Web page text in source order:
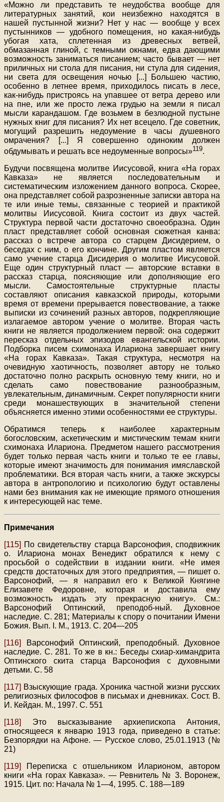
«Можно ли представить те неудобства вообще для
литературных занятий, кои неизбежно находятся в
нашей пустынной жизни? Нет у нас — вообще у всех
пустынников — удобного помещения, но какая-нибудь
убогая хата, сплетенная из древесных ветвей,
обмазанная глиной, с темными окнами, едва дающими
возможность заниматься писанием; часто бывает — нет
приличных ни стола для писания, ни стула для сидения,
ни света для освещения ночью [...] Большею частию,
особенно в летнее время, приходилось писать в лесе,
как-нибудь пристроясь на упавшее от ветра дерево или
на пне, или же просто лежа грудью на земли я писал
мысли карандашом. Где возьмем в безлюдной пустыне
нужных книг для писания? Их нет всецело. Где советник,
могущий разрешить недоумение в часы душевного
омрачения? [...] Я совершенно одиноким должен
обдумывать и решать все недоуменные вопросы»119.
Будучи посвящена молитве Иисусовой, книга «На горах
Кавказа» не является последовательным и
систематическим изложением данного вопроса. Скорее,
она представляет собой разрозненные записки автора на
те или иные темы, связанные с теорией и практикой
молитвы Иисусовой. Книга состоит из двух частей.
Структура первой части достаточно своеобразна. Один
пласт представляет собой основная сюжетная канва:
рассказ о встрече автора со старцем Дисидерием, о
беседах с ним, о его кончине. Другим пластом является
само учение старца Дисидерия о молитве Иисусовой.
Еще один структурный пласт — авторские вставки в
рассказ старца, поясняющие или дополняющие его
мысли. Самостоятельные структурные пласты
составляют описания кавказской природы, которыми
время от времени прерывается повествование, а также
выписки из сочинений разных авторов, подкрепляющие
излагаемое автором учение о молитве. Вторая часть
книги не является продолжением первой: она содержит
пересказ отдельных эпизодов евангельской истории.
Подборка писем схимонаха Илариона завершает книгу
«На горах Кавказа». Такая структура, несмотря на
очевидную хаотичность, позволяет автору не только
достаточно полно раскрыть основную тему книги, но и
сделать само повествование разнообразным,
увлекательным, динамичным. Секрет популярности книги
среди монашествующих в значительной степени
объясняется именно этими особенностями ее структуры.
Обратимся теперь к наиболее характерным
богословским, аскетическим и мистическим темам книги
схимонаха Илариона. Предметом нашего рассмотрения
будет только первая часть книги и только те ее главы,
которые имеют значимость для понимания имяславской
проблематики. Вся вторая часть книги, а также экскурсы
автора в антропологию и психологию будут оставлены
нами без внимания как не имеющие прямого отношения
к интересующей нас теме.
Примечания
[115]
По свидетельству старца Варсонофия, сподвижник
о. Илариона монах Венедикт обратился к нему с
просьбой о содействии в издании книги. «Не имея
средств достаточных для этого предприятия, — пишет о.
Варсонофий, — я направил его к Великой Княгине
Елизавете Федоровне, которая и доставила ему
возможность издать эту прекрасную книгу». См.:
Варсонофий Оптинский, преподоб-ный. Духовное
наследие. С. 281; Материалы к спору о почитании Имени
Божия. Вып. I. M., 1913. С. 204—205
[116]
Варсонофий Оптинский, преподобный. Духовное
наследие. С. 281. То же в кн.: Беседы схиар-химандрита
Оптинского скита старца Варсонофия с духовными
детьми. С. 58
[117]
Взыскующие града. Хроника частной жизни русских
религиозных философов в письмах и дневниках. Сост. В.
И. Кейдан. М., 1997. С. 551
[118]
Это высказывание архиепископа Антония,
относящееся к январю 1913 года, приведено в статье:
Безпорядки на Афоне. — Русское слово, 25.01.1913 (№
21)
[119]
Переписка с отшельником Иларионом, автором
книги «На горах Кавказа». — Ревнитель № 3. Воронеж,
1915. Цит. по: Начала № 1—4, 1995. С. 188—189